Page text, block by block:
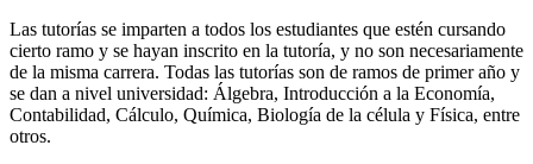
Las tutorías se imparten a todos los estudiantes que estén cursando
cierto ramo y se hayan inscrito en la tutoría, y no son necesariamente
de la misma carrera. Todas las tutorías son de ramos de primer año y
se dan a nivel universidad: Álgebra, Introducción a la Economía,
Contabilidad, Cálculo, Química, Biología de la célula y Física, entre
otros.